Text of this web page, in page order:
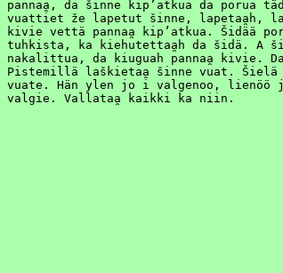
pannaa̯, da šinne kipʼatkua da porua
vuattiet že lapetut šinne, lapetaa̯h,
kivie vettä pannaa̯ kipʼatkua. Šidää
tuhkista, ka kiehutettaa̯h da šidä. A
nakalittua, da kiuguah pannaa̯ kivie.
Pistemillä laškietaa̯ šinne vuat. Šielä
vuate. Hän ylen jo i valgenoo,